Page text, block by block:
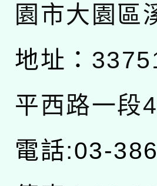
園市大園區
地址：
平西路一段
電話:03-